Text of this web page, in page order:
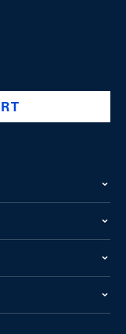
swiss-national-
@swissnationalbank